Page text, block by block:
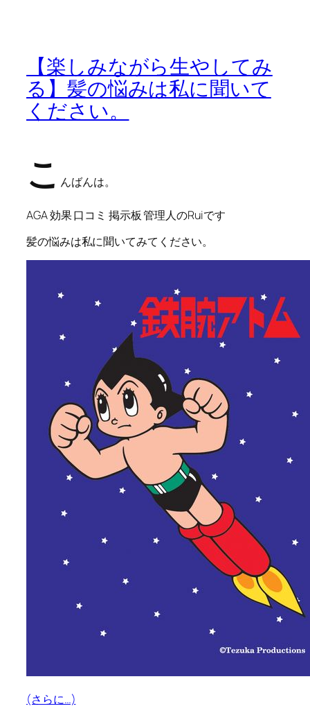
【楽しみながら生やしてみ
る】髪の悩みは私に聞いて
ください。
こ んばんは。
AGA 効果 口コミ 掲示板 管理人のRuiです
髪の悩みは私に聞いてみてください。
(さらに…)